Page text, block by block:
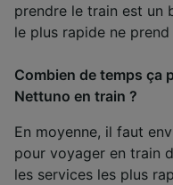
prendre le train est un
le plus rapide ne
Combien de temps ça
Nettuno en train ?
En moyenne, il faut
pour voyager en train
les services les plus